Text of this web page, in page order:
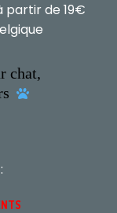
partir de 19€
chat,
